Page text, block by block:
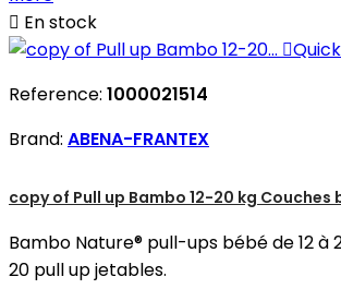
 En stock

Reference: 1000021514
Brand: ABENA-FRANTEX
copy of Pull up Bambo 12-20 kg Couches
Bambo Nature® pull-ups bébé de 12 à
20 pull up jetables.